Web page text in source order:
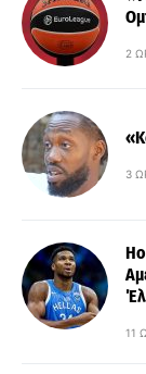
2
3
11